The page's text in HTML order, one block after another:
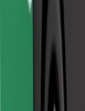
Sąlygos